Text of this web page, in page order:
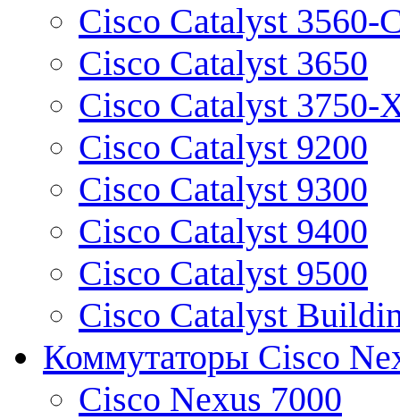
Cisco Catalyst 3560-
Cisco Catalyst 3650
Cisco Catalyst 3750-
Cisco Catalyst 9200
Cisco Catalyst 9300
Cisco Catalyst 9400
Cisco Catalyst 9500
Cisco Catalyst
Коммутаторы Cisco
Cisco Nexus 7000